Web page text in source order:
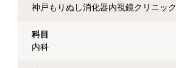
神戸もりぬし消化器内視鏡クリニック
科目
内科